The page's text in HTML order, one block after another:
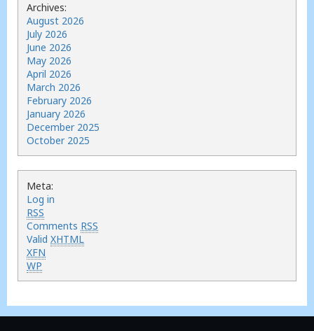
Archives:
August 2026
July 2026
June 2026
May 2026
April 2026
March 2026
February 2026
January 2026
December 2025
October 2025
Meta:
Log in
RSS
Comments RSS
Valid XHTML
XFN
WP